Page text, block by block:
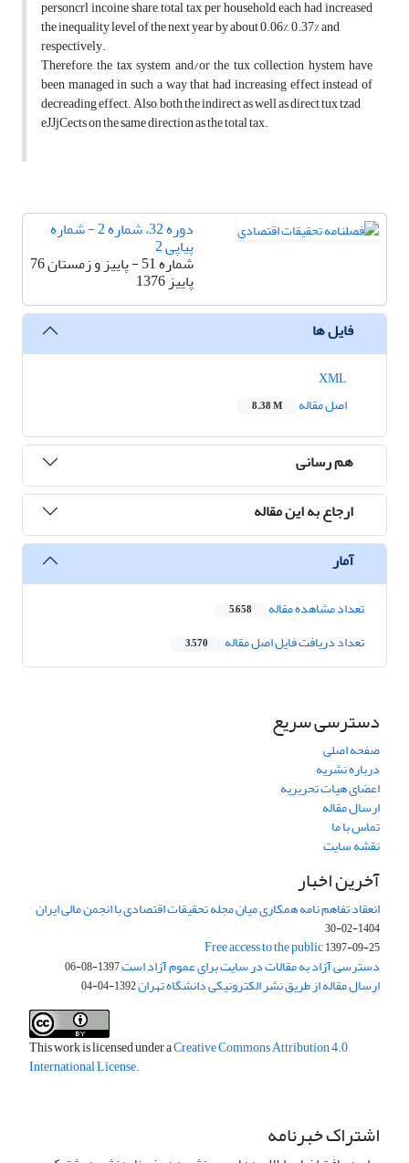
personcrl incoine share, total tax per household, each had increased
the inequality level of the next year by about 0.06%, 0.37% and
respectively.
Therefore, the tax system and/or the tux collection hystem have
been managed in such a way that had increasing effect instead of
decreading effect. Also, both the indirect as well as direct tux tzad
eJJjCects on the same direction as the total tax.
دوره 32، شماره 2 - شماره
پیاپی 2
شماره 51 - پاییز و زمستان 76
پاییز 1376
فایل ها
اصل مقاله
8.38 M
هم رسانی
ارجاع به این مقاله
آمار
تعداد مشاهده مقاله 5,658
تعداد دریافت فایل اصل مقاله 3,570
دسترسی سریع
صفحه اصلی
درباره نشریه
اعضای هیات تحریریه
ارسال مقاله
تماس با ما
نقشه سایت
آخرین اخبار
انعقاد تفاهم نامه همکاری میان مجله تحقیقات اقتصادی با انجمن مالی ایران
1404-02-30
Free access to the public1397-09-25
دسترسی آزاد به مقالات در سایت برای عموم آزاد است1397-08-06
ارسال مقاله از طریق نشر الکترونیکی دانشگاه تهران1392-04-04
This work is licensed under aCreative Commons Attribution 4.0
International License.
اشتراک خبرنامه